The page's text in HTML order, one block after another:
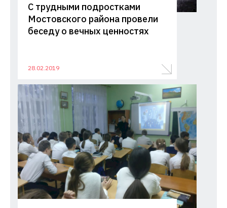
С трудными подростками
Мостовского района провели
беседу о вечных ценностях
28.02.2019